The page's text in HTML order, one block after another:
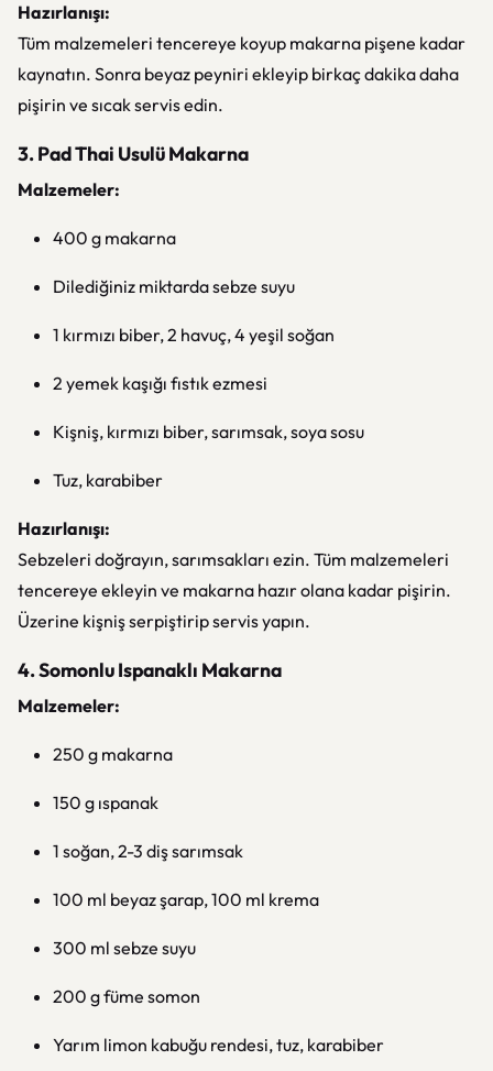
Hazırlanışı:
Tüm malzemeleri tencereye koyup makarna pişene kadar
kaynatın. Sonra beyaz peyniri ekleyip birkaç dakika daha
pişirin ve sıcak servis edin.
3. Pad Thai Usulü Makarna
Malzemeler:
400 g makarna
Dilediğiniz miktarda sebze suyu
1 kırmızı biber, 2 havuç, 4 yeşil soğan
2 yemek kaşığı fıstık ezmesi
Kişniş, kırmızı biber, sarımsak, soya sosu
Tuz, karabiber
Hazırlanışı:
Sebzeleri doğrayın, sarımsakları ezin. Tüm malzemeleri
tencereye ekleyin ve makarna hazır olana kadar pişirin.
Üzerine kişniş serpiştirip servis yapın.
4. Somonlu Ispanaklı Makarna
Malzemeler:
250 g makarna
150 g ıspanak
1 soğan, 2-3 diş sarımsak
100 ml beyaz şarap, 100 ml krema
300 ml sebze suyu
200 g füme somon
Yarım limon kabuğu rendesi, tuz, karabiber